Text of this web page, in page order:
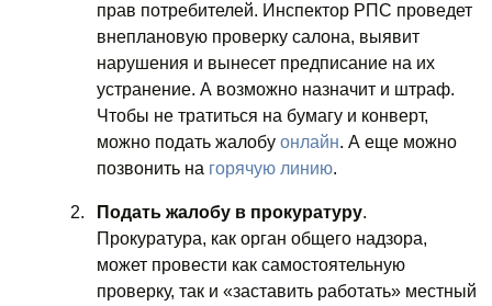
прав потребителей. Инспектор РПС проведет
внеплановую проверку салона, выявит
нарушения и вынесет предписание на их
устранение. А возможно назначит и штраф.
Чтобы не тратиться на бумагу и конверт,
можно подать жалобу онлайн. А еще можно
позвонить на горячую линию.
Подать жалобу в прокуратуру.
Прокуратура, как орган общего надзора,
может провести как самостоятельную
проверку, так и «заставить работать» местный